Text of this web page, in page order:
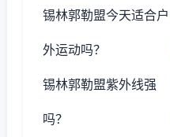
锡林郭勒盟今天适合户
外运动吗？
锡林郭勒盟紫外线强
吗？